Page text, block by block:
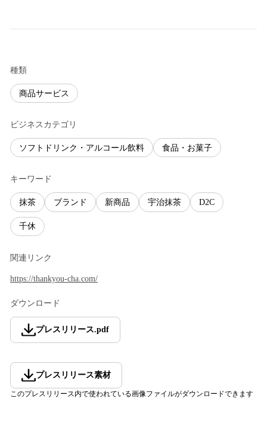
種類
商品サービス
ビジネスカテゴリ
ソフトドリンク・アルコール飲料 食品・お菓子
キーワード
抹茶 ブランド 新商品 宇治抹茶 D2C
千休
関連リンク
https://thankyou-cha.com/
ダウンロード
プレスリリース.pdf
プレスリリース素材
このプレスリリース内で使われている画像ファイルがダウンロードできます